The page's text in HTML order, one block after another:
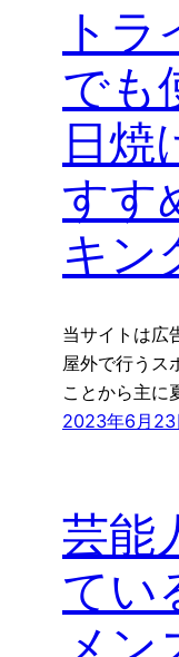
ト
でも
日焼
すす
キン
当サイトは広
屋外で行うス
ことから主に
2023年6月23
芸能
てい
メン